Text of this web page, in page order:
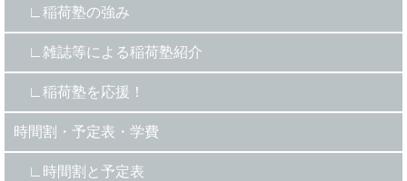
稲荷塾の強み
雑誌等による稲荷塾紹介
稲荷塾を応援！
時間割・予定表・学費
時間割と予定表